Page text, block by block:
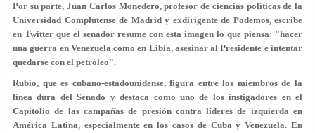
Por su parte, Juan Carlos Monedero, profesor de ciencias políticas de la
Universidad Complutense de Madrid y exdirigente de Podemos, escribe
en Twitter que el senador resume con esta imagen lo que piensa: "hacer
una guerra en Venezuela como en Libia, asesinar al Presidente e intentar
quedarse con el petróleo".
Rubio, que es cubano-estadounidense, figura entre los miembros de la
línea dura del Senado y destaca como uno de los instigadores en el
Capitolio de las campañas de presión contra líderes de izquierda en
América Latina, especialmente en los casos de Cuba y Venezuela. En